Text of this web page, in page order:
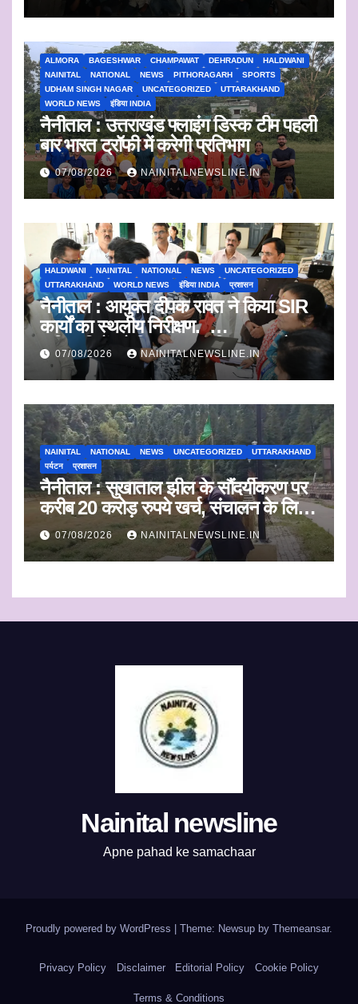
ALMORA BAGESHWAR CHAMPAWAT DEHRADUN
HALDWANI
NAINITAL
NATIONAL NEWS PITHORAGARH
SPORTS
UDHAM SINGH NAGAR
UNCATEGORIZED
UTTARAKHAND
WORLD NEWS
इंडिया INDIA
नैनीताल : उत्तराखंड फ्लाइंग डिस्क टीम पहली
बार भारत ट्रॉफी में करेगी प्रतिभाग
07/08/2026 NAINITALNEWSLINE.IN
HALDWANI NAINITAL NATIONAL NEWS
UNCATEGORIZED
UTTARAKHAND
WORLD NEWS इंडिया INDIA प्रशासन
नैनीताल : आयुक्त दीपक रावत ने किया SIR
कार्यों का स्थलीय निरीक्षण.
अधिकारियों को दिए समयबद्ध निस्तारण और
पारदर्शिता के निर्देश
07/08/2026 NAINITALNEWSLINE.IN
NAINITAL NATIONAL NEWS UNCATEGORIZED
UTTARAKHAND
पर्यटन
प्रशासन
नैनीताल : सुखाताल झील के सौंदर्यीकरण पर
करीब 20 करोड़ रुपये खर्च, संचालन के लिए
संस्था का चयन जल्द
07/08/2026 NAINITALNEWSLINE.IN
Nainital newsline
Apne pahad ke samachaar
Proudly powered by WordPress Theme: Newsup by Themeansar.
Privacy Policy Disclaimer Editorial Policy Cookie Policy
Terms & Conditions